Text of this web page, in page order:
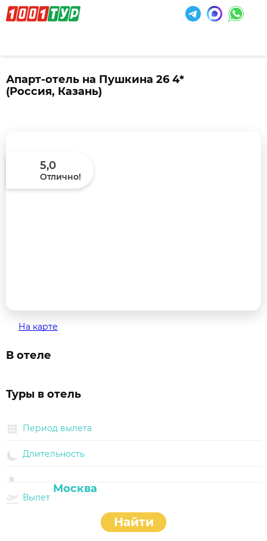
Апарт-отель на Пушкина 26 4*
(Россия, Казань)
5,0
Отлично!
На карте
В отеле
Туры в отель
Период вылета
Длительность
Вылет
Найти